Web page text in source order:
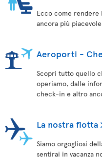
Ecco come rendere
ancora più
Aeroporti -
Scopri tutto quello
operiamo, dalle
check-in e altro
La nostra flotta
Siamo orgogliosi
sentirai in vacanza